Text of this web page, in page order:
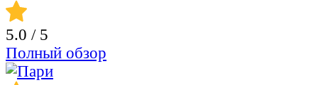
5.0 / 5
Полный обзор